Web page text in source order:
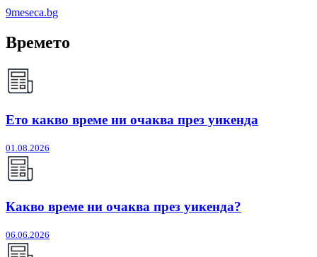
9meseca.bg
Времето
Ето какво време ни очаква през уикенда
01.08.2026
Какво време ни очаква през уикенда?
06.06.2026